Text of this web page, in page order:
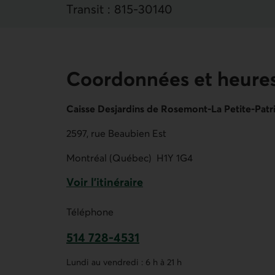
Transit : 815‐30140
Coordonnées et
Caisse Desjardins de Rosemont-La Petite-
2597, rue Beaubien Est
Montréal (Québec) H1Y 1G4
Voir l'itinéraire
Téléphone
514 728-4531
Lundi au vendredi : 6 h à 21 h